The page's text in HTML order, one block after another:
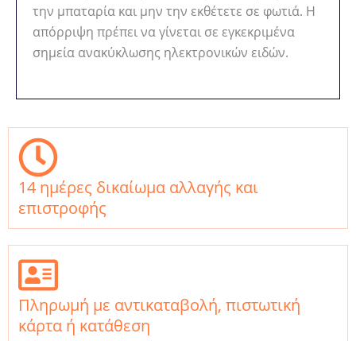
την μπαταρία και μην την εκθέτετε σε φωτιά. Η
απόρριψη πρέπει να γίνεται σε εγκεκριμένα
σημεία ανακύκλωσης ηλεκτρονικών ειδών.
14 ημέρες δικαίωμα αλλαγής και
επιστροφής
Πληρωμή με αντικαταβολή, πιστωτική
κάρτα ή κατάθεση